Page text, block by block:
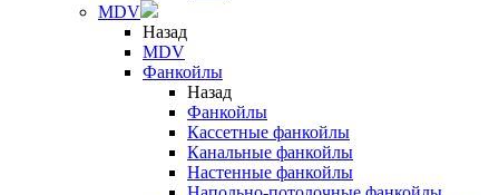
MDV
Назад
MDV
Фанкойлы
Назад
Фанкойлы
Кассетные фанкойлы
Канальные фанкойлы
Настенные фанкойлы